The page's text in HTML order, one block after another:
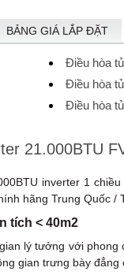
BẢNG GIÁ LẮP ĐẶT
Điều hòa
Điều hòa
Điều hòa
21.000BTU
inverter 1
hãng Trung Quốc /
tích < 40m2
lý tưởng với
gian trưng bày đẳng